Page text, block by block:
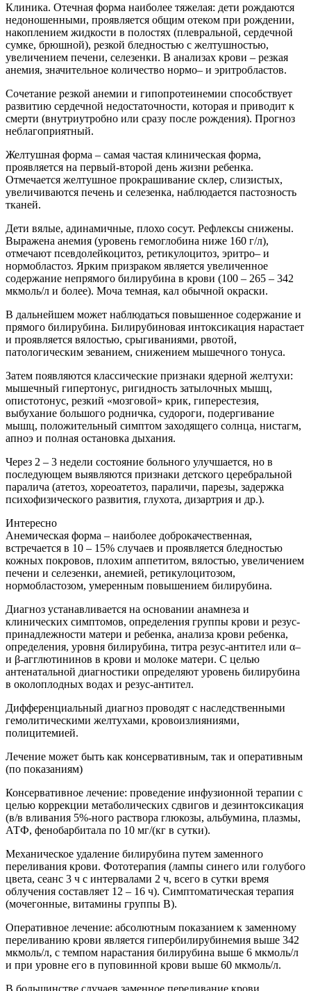
Клиника. Отечная форма наиболее тяжелая: дети рождаются
недоношенными, проявляется общим отеком при рождении,
накоплением жидкости в полостях (плевральной, сердечной
сумке, брюшной), резкой бледностью с желтушностью,
увеличением печени, селезенки. В анализах крови – резкая
анемия, значительное количество нормо– и эритробластов.
Сочетание резкой анемии и гипопротеинемии способствует
развитию сердечной недостаточности, которая и приводит к
смерти (внутриутробно или сразу после рождения). Прогноз
неблагоприятный.
Желтушная форма – самая частая клиническая форма,
проявляется на первый-второй день жизни ребенка.
Отмечается желтушное прокрашивание склер, слизистых,
увеличиваются печень и селезенка, наблюдается пастозность
тканей.
Дети вялые, адинамичные, плохо сосут. Рефлексы снижены.
Выражена анемия (уровень гемоглобина ниже 160 г/л),
отмечают псевдолейкоцитоз, ретикулоцитоз, эритро– и
нормобластоз. Ярким призраком является увеличенное
содержание непрямого билирубина в крови (100 – 265 – 342
мкмоль/л и более). Моча темная, кал обычной окраски.
В дальнейшем может наблюдаться повышенное содержание и
прямого билирубина. Билирубиновая интоксикация нарастает
и проявляется вялостью, срыгиваниями, рвотой,
патологическим зеванием, снижением мышечного тонуса.
Затем появляются классические признаки ядерной желтухи:
мышечный гипертонус, ригидность затылочных мышц,
опистотонус, резкий «мозговой» крик, гиперестезия,
выбухание большого родничка, судороги, подергивание
мышц, положительный симптом заходящего солнца, нистагм,
апноэ и полная остановка дыхания.
Через 2 – 3 недели состояние больного улучшается, но в
последующем выявляются признаки детского церебральной
паралича (атетоз, хореоатетоз, параличи, парезы, задержка
психофизического развития, глухота, дизартрия и др.).
Интересно
Анемическая форма – наиболее доброкачественная,
встречается в 10 – 15% случаев и проявляется бледностью
кожных покровов, плохим аппетитом, вялостью, увеличением
печени и селезенки, анемией, ретикулоцитозом,
нормобластозом, умеренным повышением билирубина.
Диагноз устанавливается на основании анамнеза и
клинических симптомов, определения группы крови и резус-
принадлежности матери и ребенка, анализа крови ребенка,
определения, уровня билирубина, титра резус-антител или α–
и β-агглютининов в крови и молоке матери. С целью
антенатальной диагностики определяют уровень билирубина
в околоплодных водах и резус-антител.
Дифференциальный диагноз проводят с наследственными
гемолитическими желтухами, кровоизлияниями,
полицитемией.
Лечение может быть как консервативным, так и оперативным
(по показаниям)
Консервативное лечение: проведение инфузионной терапии с
целью коррекции метаболических сдвигов и дезинтоксикация
(в/в вливания 5%-ного раствора глюкозы, альбумина, плазмы,
АТФ, фенобарбитала по 10 мг/(кг в сутки).
Механическое удаление билирубина путем заменного
переливания крови. Фототерапия (лампы синего или голубого
цвета, сеанс 3 ч с интервалами 2 ч, всего в сутки время
облучения составляет 12 – 16 ч). Симптоматическая терапия
(мочегонные, витамины группы В).
Оперативное лечение: абсолютным показанием к заменному
переливанию крови является гипербилирубинемия выше 342
мкмоль/л, с темпом нарастания билирубина выше 6 мкмоль/л
и при уровне его в пуповинной крови выше 60 мкмоль/л.
В большинстве случаев заменное переливание крови